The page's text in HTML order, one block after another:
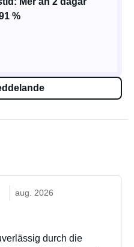
%
aug. 2026
durch die